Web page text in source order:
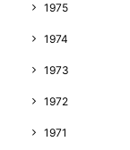
1975
1974
1973
1972
1971